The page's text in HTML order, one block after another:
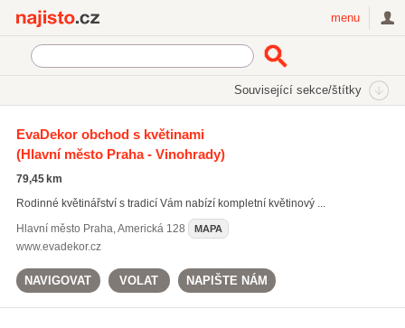
menu
Související sekce/štítky
Matriční úřady (1122)
Květinářství
Fotografové
EvaDekor obchod s květinami
(Hlavní město Praha - Vinohrady)
79,45 km
Rodinné květinářství s tradicí Vám nabízí kompletní květinový ...
Hlavní město Praha,Americká 128 MAPA
www.evadekor.cz
NAVIGOVAT VOLAT NAPIŠTE NÁM